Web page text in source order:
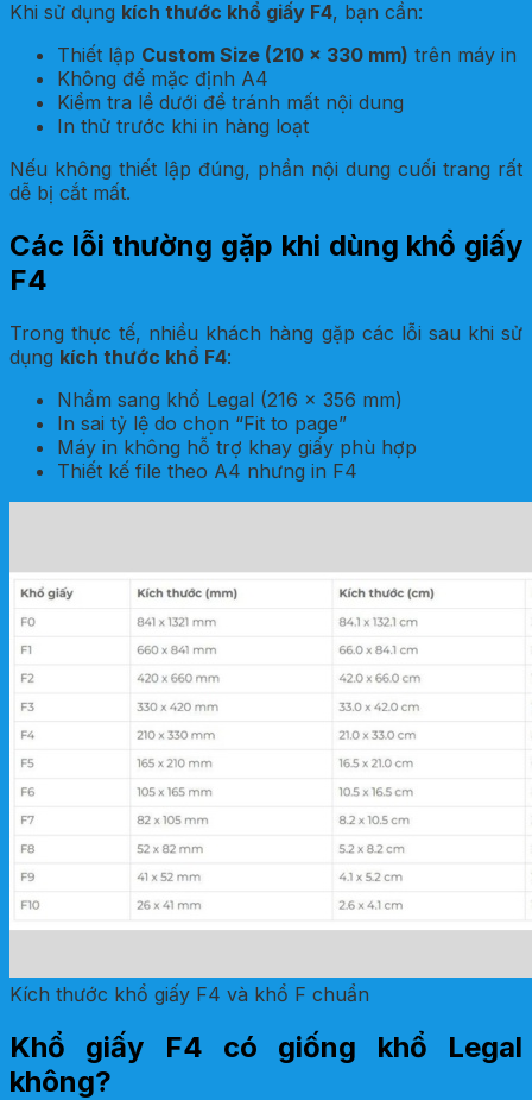
Khi sử dụng kích thước khổ giấy F4, bạn cần:
Thiết lập Custom Size (210 x 330 mm) trên máy in
Không để mặc định A4
Kiểm tra lề dưới để tránh mất nội dung
In thử trước khi in hàng loạt
Nếu không thiết lập đúng, phần nội dung cuối trang rất
dễ bị cắt mất.
Các lỗi thường gặp khi dùng khổ giấy
F4
Trong thực tế, nhiều khách hàng gặp các lỗi sau khi sử
dụng kích thước khổ F4:
Nhầm sang khổ Legal (216 x 356 mm)
In sai tỷ lệ do chọn “Fit to page”
Máy in không hỗ trợ khay giấy phù hợp
Thiết kế file theo A4 nhưng in F4
Kích thước khổ giấy F4 và khổ F chuẩn
Khổ giấy F4 có giống khổ Legal
không?